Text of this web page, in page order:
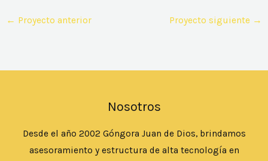
← Proyecto anterior Proyecto siguiente →
Nosotros
Desde el año 2002 Góngora Juan de Dios, brindamos
asesoramiento y estructura de alta tecnología en